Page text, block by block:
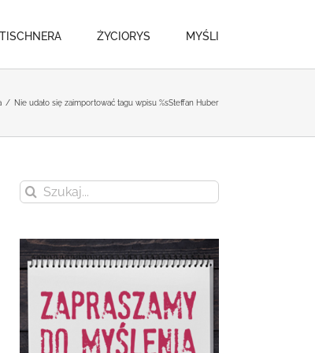
ŻYCIORYS MYŚLI
/ Nie udało się zaimportować tagu wpisu %sSteffan Huber
Szukaj